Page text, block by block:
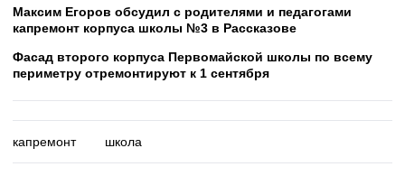
Максим Егоров обсудил с родителями и педагогами
капремонт корпуса школы №3 в Рассказове
Фасад второго корпуса Первомайской школы по всему
периметру отремонтируют к 1 сентября
капремонт школа